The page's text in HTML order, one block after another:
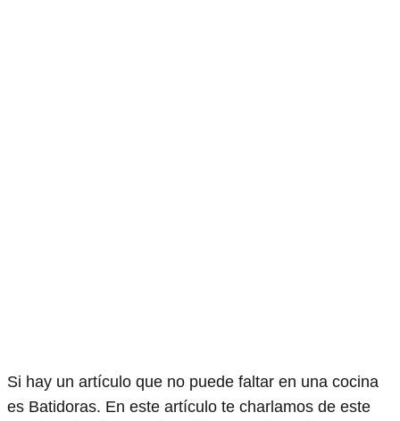
Si hay un artículo que no puede faltar en una cocina
es Batidoras. En este artículo te charlamos de este